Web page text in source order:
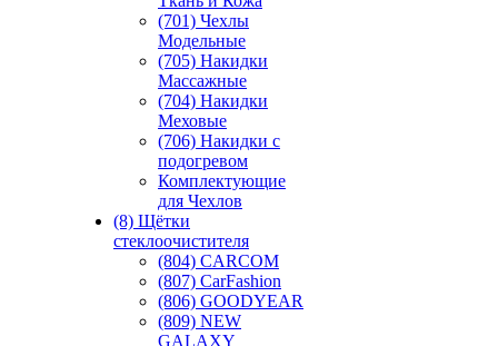
(701) Чехлы
Модельные
(705) Накидки
Массажные
(704) Накидки
Меховые
(706) Накидки с
подогревом
Комплектующие
для Чехлов
(8) Щётки
стеклоочистителя
(804) CARCOM
(807) CarFashion
(806) GOODYEAR
(809) NEW
GALAXY